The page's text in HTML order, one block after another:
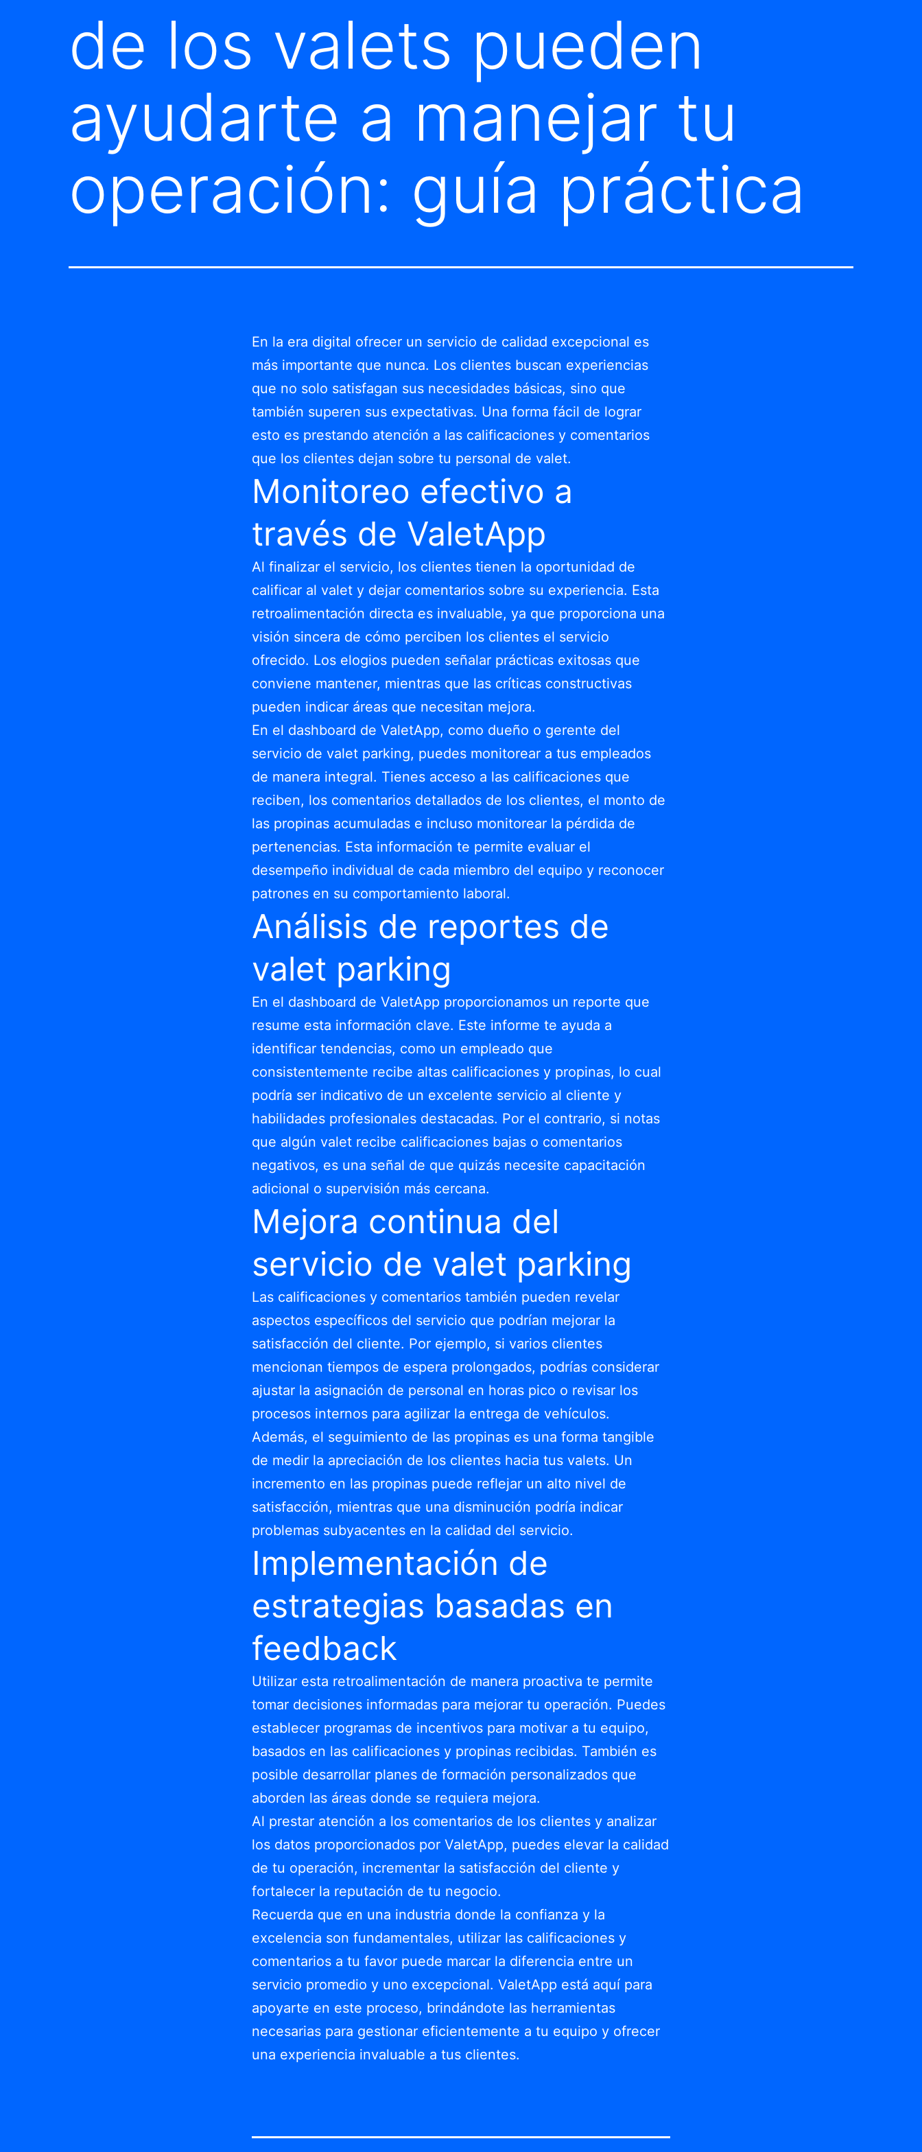
de los valets pueden
ayudarte a manejar tu
operación: guía práctica
En la era digital ofrecer un servicio de calidad excepcional es
más importante que nunca. Los clientes buscan experiencias
que no solo satisfagan sus necesidades básicas, sino que
también superen sus expectativas. Una forma fácil de lograr
esto es prestando atención a las calificaciones y comentarios
que los clientes dejan sobre tu personal de valet.
Monitoreo efectivo a
través de ValetApp
Al finalizar el servicio, los clientes tienen la oportunidad de
calificar al valet y dejar comentarios sobre su experiencia. Esta
retroalimentación directa es invaluable, ya que proporciona una
visión sincera de cómo perciben los clientes el servicio
ofrecido. Los elogios pueden señalar prácticas exitosas que
conviene mantener, mientras que las críticas constructivas
pueden indicar áreas que necesitan mejora.
En el dashboard de ValetApp, como dueño o gerente del
servicio de valet parking, puedes monitorear a tus empleados
de manera integral. Tienes acceso a las calificaciones que
reciben, los comentarios detallados de los clientes, el monto de
las propinas acumuladas e incluso monitorear la pérdida de
pertenencias. Esta información te permite evaluar el
desempeño individual de cada miembro del equipo y reconocer
patrones en su comportamiento laboral.
Análisis de reportes de
valet parking
En el dashboard de ValetApp proporcionamos un reporte que
resume esta información clave. Este informe te ayuda a
identificar tendencias, como un empleado que
consistentemente recibe altas calificaciones y propinas, lo cual
podría ser indicativo de un excelente servicio al cliente y
habilidades profesionales destacadas. Por el contrario, si notas
que algún valet recibe calificaciones bajas o comentarios
negativos, es una señal de que quizás necesite capacitación
adicional o supervisión más cercana.
Mejora continua del
servicio de valet parking
Las calificaciones y comentarios también pueden revelar
aspectos específicos del servicio que podrían mejorar la
satisfacción del cliente. Por ejemplo, si varios clientes
mencionan tiempos de espera prolongados, podrías considerar
ajustar la asignación de personal en horas pico o revisar los
procesos internos para agilizar la entrega de vehículos.
Además, el seguimiento de las propinas es una forma tangible
de medir la apreciación de los clientes hacia tus valets. Un
incremento en las propinas puede reflejar un alto nivel de
satisfacción, mientras que una disminución podría indicar
problemas subyacentes en la calidad del servicio.
Implementación de
estrategias basadas en
feedback
Utilizar esta retroalimentación de manera proactiva te permite
tomar decisiones informadas para mejorar tu operación. Puedes
establecer programas de incentivos para motivar a tu equipo,
basados en las calificaciones y propinas recibidas. También es
posible desarrollar planes de formación personalizados que
aborden las áreas donde se requiera mejora.
Al prestar atención a los comentarios de los clientes y analizar
los datos proporcionados por ValetApp, puedes elevar la calidad
de tu operación, incrementar la satisfacción del cliente y
fortalecer la reputación de tu negocio.
Recuerda que en una industria donde la confianza y la
excelencia son fundamentales, utilizar las calificaciones y
comentarios a tu favor puede marcar la diferencia entre un
servicio promedio y uno excepcional. ValetApp está aquí para
apoyarte en este proceso, brindándote las herramientas
necesarias para gestionar eficientemente a tu equipo y ofrecer
una experiencia invaluable a tus clientes.